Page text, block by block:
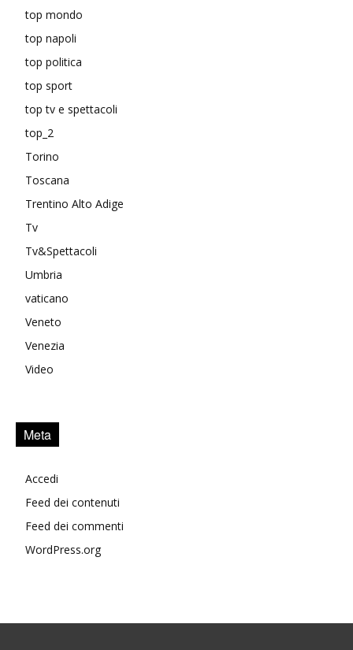
top mondo
top napoli
top politica
top sport
top tv e spettacoli
top_2
Torino
Toscana
Trentino Alto Adige
Tv
Tv&Spettacoli
Umbria
vaticano
Veneto
Venezia
Video
Meta
Accedi
Feed dei contenuti
Feed dei commenti
WordPress.org